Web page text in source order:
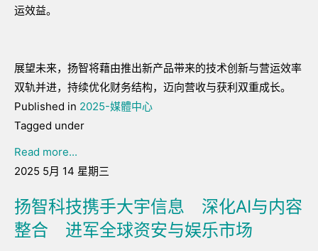
运效益。
展望未来，扬智将藉由推出新产品带来的技术创新与营运效率
双轨并进，持续优化财务结构，迈向营收与获利双重成长。
Published in 2025-媒體中心
Tagged under
Read more...
2025 5月 14 星期三
扬智科技携手大宇信息 深化AI与内容
整合 进军全球资安与娱乐市场